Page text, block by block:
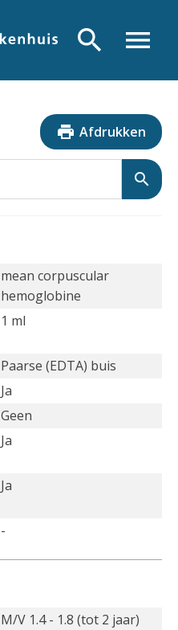
menu
search
print Afdrukken
search
mean corpuscular
hemoglobine
1 ml
Paarse (EDTA) buis
Ja
Geen
Ja
Ja
-
M/V 1.4 - 1.8 (tot 2 jaar)